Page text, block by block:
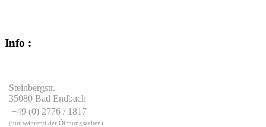
Info :
Steinbergstr.
35080 Bad Endbach
+49 (0) 2776 / 1817
(nur während der Öffnungszeiten)